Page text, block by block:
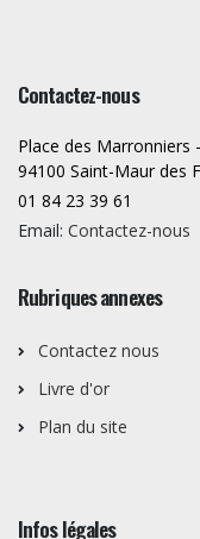
Contactez-nous
Place des Marronniers
94100 Saint-Maur des
01 84 23 39 61
Email: Contactez-nous
Rubriques annexes
Contactez nous
Livre d'or
Plan du site
Infos légales